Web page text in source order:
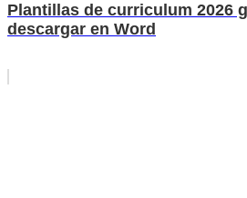
Plantillas de curriculum 2026
descargar en Word